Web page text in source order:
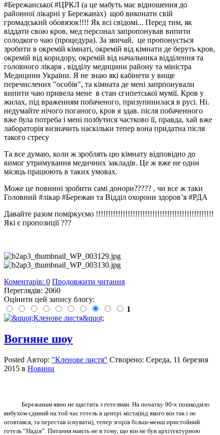
#Бережанської #ЦРКЛ (а це мабуть має відношення до
районної лікарні у Бережанах) щоб виконати свій
громадський обовязок!!!! Як всі свідомі... Перед тим, як
віддати свою кров, мед персонал запропонував випити
солодкого чаю (процедура). За звичай, це пропонується
зробити в окремій кімнаті, окремій від кімнати де беруть кров,
окремій від коридору, окремій від начальника відділення та
головного лікаря , відділу медицини району та міністра
Медицини України. Я не знаю які кабінети у вище
перечислених "особів", та кімната де мені запрпонували
випити чаю привела мене в стан єгипетської мумії. Кров у
жилах, під враженням побаченого, призупинилася в русі. Ні.
недумайте нічого поганого, кров я здав. після побаченного
вже була потреба і мені позбутися частково її, правда, хай вже
лабораторія визначить наскільки тепер вона придатна після
такого стресу
Та все думаю, коли ж зроблять цю кімнату відповідно до
вимог утримування медичних закладів. Це ж вже не один
місяць працюють в таких умовах.
Може це повинні зробити самі донори????? , чи все ж таки
Головний #лікар #Бережан та Відділ охорони здоров’я #РДА
Давайте разом поміркуємо !!!!!!!!!!!!!!!!!!!!!!!!!!!!!!!!!!!!!!!!!!!!!!!!
Які є пропозиції ???
Коментарів: 0 Продовжити читання
Переглядів: 2060
Оцінити цей запису блогу:
1
Вогняне шоу
Posted Автор: "Кленове листя" Створено: Середа, 11 березня
2015 в Новини
Бережанам явно не щастить з готелями. На початку 90-х пошкодило
вибухом єдиний на той час готель в центрі міста(від якого він так і не
оговтався, та перестав існувати), тепер згорів більш-менш пристойний
готель “Надія”. Питання навіть не в тому, що він не був архітектурною